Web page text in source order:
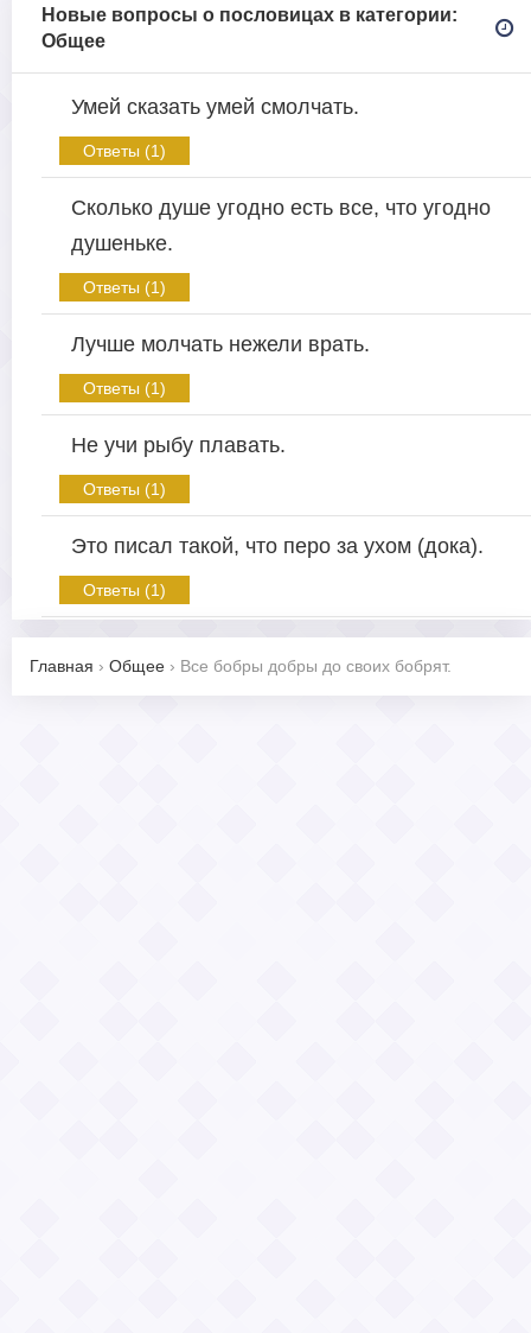
Новые вопросы о пословицах в категории:
Общее
Умей сказать умей смолчать.
Ответы (1)
Сколько душе угодно есть все, что угодно
душеньке.
Ответы (1)
Лучше молчать нежели врать.
Ответы (1)
Не учи рыбу плавать.
Ответы (1)
Это писал такой, что перо за ухом (дока).
Ответы (1)
Главная › Общее › Все бобры добры до своих бобрят.